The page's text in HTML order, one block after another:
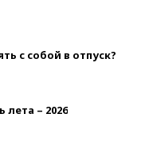
с собой в отпуск?
лета – 2026